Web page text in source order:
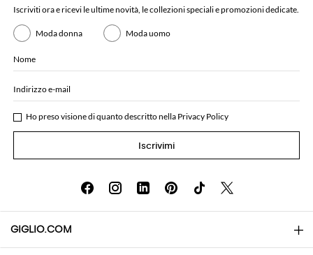
Iscriviti ora e ricevi le ultime novità, le collezioni speciali e promozioni dedicate.
Moda donna Moda uomo
Nome
Indirizzo e-mail
Ho preso visione di quanto descritto nella Privacy Policy
Iscrivimi
GIGLIO.COM